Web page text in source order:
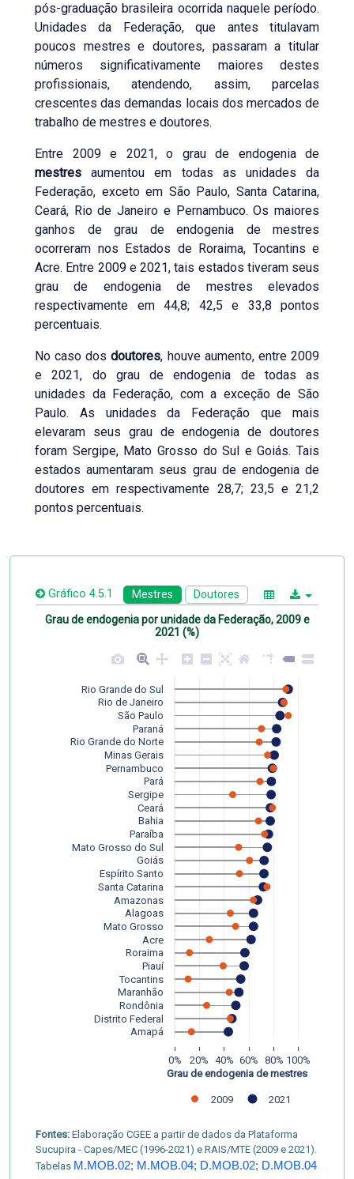
pós-graduação brasileira ocorrida naquele período.
Unidades da Federação, que antes titulavam
poucos mestres e doutores, passaram a titular
números significativamente maiores destes
profissionais, atendendo, assim, parcelas
crescentes das demandas locais dos mercados de
trabalho de mestres e doutores.
Entre 2009 e 2021, o grau de endogenia de
mestres aumentou em todas as unidades da
Federação, exceto em São Paulo, Santa Catarina,
Ceará, Rio de Janeiro e Pernambuco. Os maiores
ganhos de grau de endogenia de mestres
ocorreram nos Estados de Roraima, Tocantins e
Acre. Entre 2009 e 2021, tais estados tiveram seus
grau de endogenia de mestres elevados
respectivamente em 44,8; 42,5 e 33,8 pontos
percentuais.
No caso dosdoutores, houve aumento, entre 2009
e 2021, do grau de endogenia de todas as
unidades da Federação, com a exceção de São
Paulo. As unidades da Federação que mais
elevaram seus grau de endogenia de doutores
foram Sergipe, Mato Grosso do Sul e Goiás. Tais
estados aumentaram seus grau de endogenia de
doutores em respectivamente 28,7; 23,5 e 21,2
pontos percentuais.
Gráfico 4.5.1 Mestres Doutores
Grau de endogenia por unidade da Federação, 2009 e
2021 (%)
0% 20% 40% 60% 80% 100%
Amapá
Distrito Federal
Rondônia
Maranhão
Tocantins
Piauí
Roraima
Acre
Mato Grosso
Alagoas
Amazonas
Santa Catarina
Espírito Santo
Goiás
Mato Grosso do Sul
Paraíba
Bahia
Ceará
Sergipe
Pará
Pernambuco
Minas Gerais
Rio Grande do Norte
Paraná
São Paulo
Rio de Janeiro
Rio Grande do Sul
2009 2021
Grau de endogenia de mestres
Fontes: Elaboração CGEE a partir de dados da Plataforma
Sucupira - Capes/MEC (1996-2021) e RAIS/MTE (2009 e 2021).
Tabelas M.MOB.02; M.MOB.04; D.MOB.02; D.MOB.04